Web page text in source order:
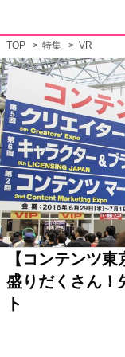
TOP 特集 VR
【コンテンツ
盛りだくさん！
ト